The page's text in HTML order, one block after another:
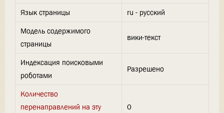
Язык страницы
ru - русский
Модель содержимого
страницы
вики-текст
Индексация поисковыми
роботами
Разрешено
Количество
перенаправлений на эту
0